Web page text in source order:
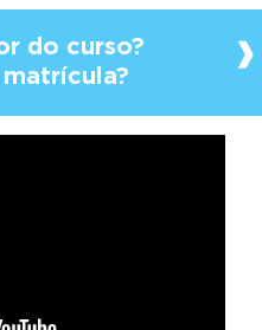
com nossa unidade